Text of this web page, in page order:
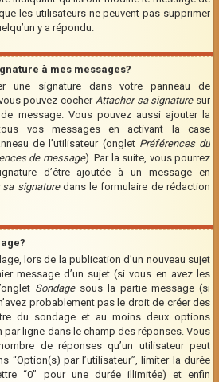
les utilisateurs ne peuvent pas supprimer
y a répondu.
à mes messages?
une signature dans votre panneau de
pouvez cocher Attacher sa signaturesur
message. Vous pouvez aussi ajouter la
vos messages en activant la case
de l’utilisateur (onglet Préférences du
de message). Par la suite, vous pourrez
d’être ajoutée à un message en
sa signaturedans le formulaire de rédaction
lors de la publication d’un nouveau sujet
message d’un sujet (si vous en avez les
Sondagesous la partie message (si
probablement pas le droit de créer des
du sondage et au moins deux options
ligne dans le champ des réponses. Vous
de réponses qu’un utilisateur peut
“Option(s) par l’utilisateur”, limiter la durée
“0” pour une durée illimitée) et enfin